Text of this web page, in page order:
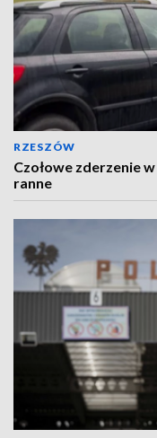
RZESZÓW
Czołowe zderzenie
ranne